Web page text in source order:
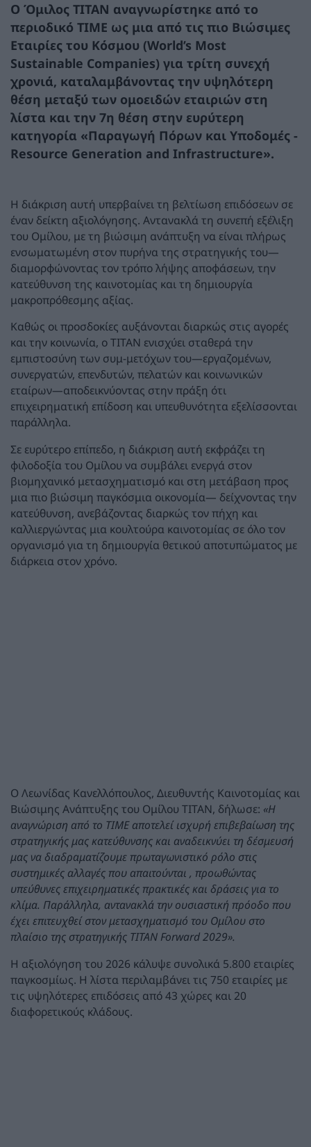
Ο Όμιλος TITAN αναγνωρίστηκε από το
περιοδικό TIME ως μια από τις πιο Βιώσιμες
Εταιρίες του Κόσμου (World’s Most
Sustainable Companies) για τρίτη συνεχή
χρονιά, καταλαμβάνοντας την υψηλότερη
θέση μεταξύ των ομοειδών εταιριών στη
λίστα και την 7η θέση στην ευρύτερη
κατηγορία «Παραγωγή Πόρων και Υποδομές -
Resource Generation and Infrastructure».
Η διάκριση αυτή υπερβαίνει τη βελτίωση επιδόσεων σε
έναν δείκτη αξιολόγησης. Αντανακλά τη συνεπή εξέλιξη
του Ομίλου, με τη βιώσιμη ανάπτυξη να είναι πλήρως
ενσωματωμένη στον πυρήνα της στρατηγικής του—
διαμορφώνοντας τον τρόπο λήψης αποφάσεων, την
κατεύθυνση της καινοτομίας και τη δημιουργία
μακροπρόθεσμης αξίας.
Καθώς οι προσδοκίες αυξάνονται διαρκώς στις αγορές
και την κοινωνία, ο TITAN ενισχύει σταθερά την
εμπιστοσύνη των συμ-μετόχων του—εργαζομένων,
συνεργατών, επενδυτών, πελατών και κοινωνικών
εταίρων—αποδεικνύοντας στην πράξη ότι
επιχειρηματική επίδοση και υπευθυνότητα εξελίσσονται
παράλληλα.
Σε ευρύτερο επίπεδο, η διάκριση αυτή εκφράζει τη
φιλοδοξία του Ομίλου να συμβάλει ενεργά στον
βιομηχανικό μετασχηματισμό και στη μετάβαση προς
μια πιο βιώσιμη παγκόσμια οικονομία— δείχνοντας την
κατεύθυνση, ανεβάζοντας διαρκώς τον πήχη και
καλλιεργώντας μια κουλτούρα καινοτομίας σε όλο τον
οργανισμό για τη δημιουργία θετικού αποτυπώματος με
διάρκεια στον χρόνο.
Ο Λεωνίδας Κανελλόπουλος, Διευθυντής Καινοτομίας και
Βιώσιμης Ανάπτυξης του Ομίλου TITAN, δήλωσε: «Η
αναγνώριση από το TIME αποτελεί ισχυρή επιβεβαίωση της
στρατηγικής μας κατεύθυνσης και αναδεικνύει τη δέσμευσή
μας να διαδραματίζουμε πρωταγωνιστικό ρόλο στις
συστημικές αλλαγές που απαιτούνται , προωθώντας
υπεύθυνες επιχειρηματικές πρακτικές και δράσεις για το
κλίμα. Παράλληλα, αντανακλά την ουσιαστική πρόοδο που
έχει επιτευχθεί στον μετασχηματισμό του Ομίλου στο
πλαίσιο της στρατηγικής TITAN Forward 2029».
Η αξιολόγηση του 2026 κάλυψε συνολικά 5.800 εταιρίες
παγκοσμίως. Η λίστα περιλαμβάνει τις 750 εταιρίες με
τις υψηλότερες επιδόσεις από 43 χώρες και 20
διαφορετικούς κλάδους.